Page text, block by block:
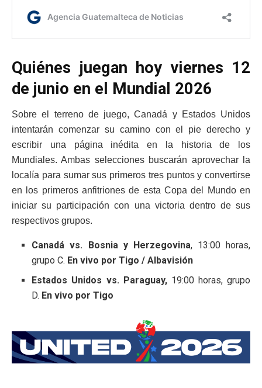
Quiénes juegan hoy viernes 12
de junio en el Mundial 2026
Sobre el terreno de juego, Canadá y Estados Unidos
intentarán comenzar su camino con el pie derecho y
escribir una página inédita en la historia de los
Mundiales. Ambas selecciones buscarán aprovechar la
localía para sumar sus primeros tres puntos y convertirse
en los primeros anfitriones de esta Copa del Mundo en
iniciar su participación con una victoria dentro de sus
respectivos grupos.
Canadá vs. Bosnia y Herzegovina, 13:00 horas,
grupo C. En vivo por Tigo / Albavisión
Estados Unidos vs. Paraguay,19:00 horas, grupo
D. En vivo por Tigo